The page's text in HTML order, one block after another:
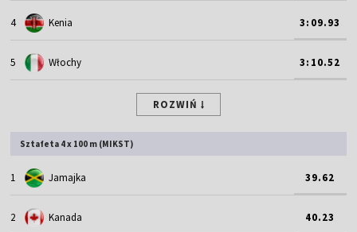
4 Kenia 3:09.93
5 Włochy 3:10.52
ROZWIŃ
Sztafeta 4 x 100 m (MIKST)
1 Jamajka 39.62
2 Kanada 40.23